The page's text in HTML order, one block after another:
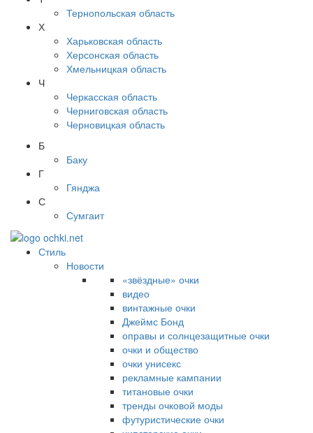
Тернопольская область
Х
Харьковская область
Херсонская область
Хмельницкая область
Ч
Черкасская область
Черниговская область
Черновицкая область
Б
Баку
Г
Гянджа
С
Сумгаит
Стиль
Новости
«звёздные» очки
видео
винтажные очки
Джеймс Бонд
оправы и солнцезащитные очки
очки и общество
очки унисекс
рекламные кампании
титановые очки
тренды очковой моды
футуристические очки